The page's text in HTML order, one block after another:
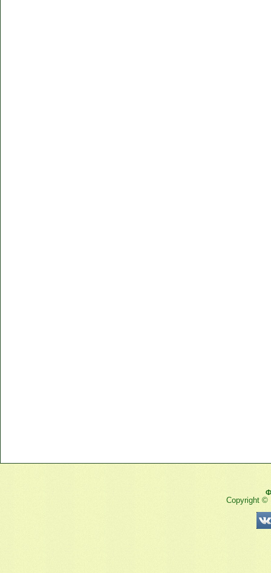
Copyright ©